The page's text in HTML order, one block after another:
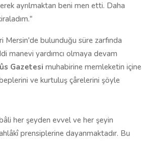
ayrılmaktan beni men etti. Daha
Mersin'de bulunduğu süre zarfında
manevi yardımcı olmaya devam
Gazetesi muhabirine memleketin içine
ve kurtuluş çârelerini şöyle
her şeyden evvel ve her şeyin
prensiplerine dayanmaktadır. Bu